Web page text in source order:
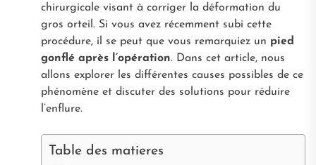
chirurgicale visant à corriger la déformation du
gros orteil. Si vous avez récemment subi cette
procédure, il se peut que vous remarquiez un pied
gonflé après l’opération. Dans cet article, nous
allons explorer les différentes causes possibles de ce
phénomène et discuter des solutions pour réduire
l’enflure.
Table des matieres